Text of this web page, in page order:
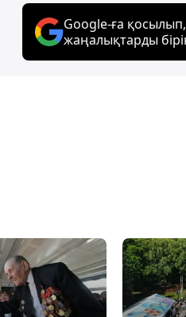
Google-ға қосылып,
жаңалықтарды